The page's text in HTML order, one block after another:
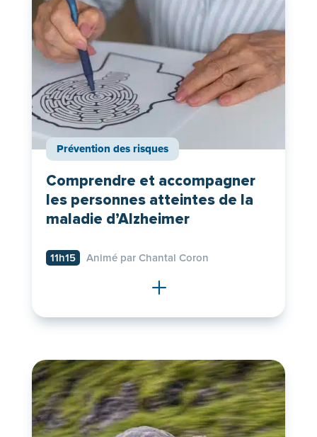
Prévention des risques
Comprendre et accompagner
les personnes atteintes de la
maladie d’Alzheimer
11h15 Animé par Chantal Coron
L